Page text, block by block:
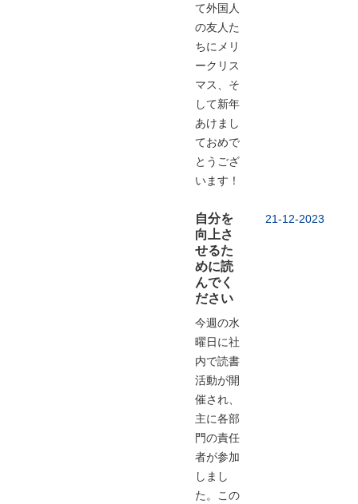
て外国人
の友人た
ちにメリ
ークリス
マス、そ
して新年
あけまし
ておめで
とうござ
います！
21-12-2023
自分を
向上さ
せるた
めに読
んでく
ださい
今週の水
曜日に社
内で読書
活動が開
催され、
主に各部
門の責任
者が参加
しまし
た。この